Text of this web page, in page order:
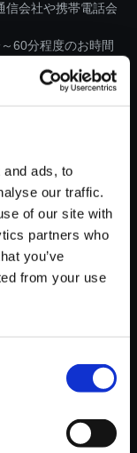
ads, to
our traffic.
of our site with
partners who
you’ve
from your use
信会社や携帯電話会
60分程度のお時間
の際には、通信環境
イア サウンド
Winning The